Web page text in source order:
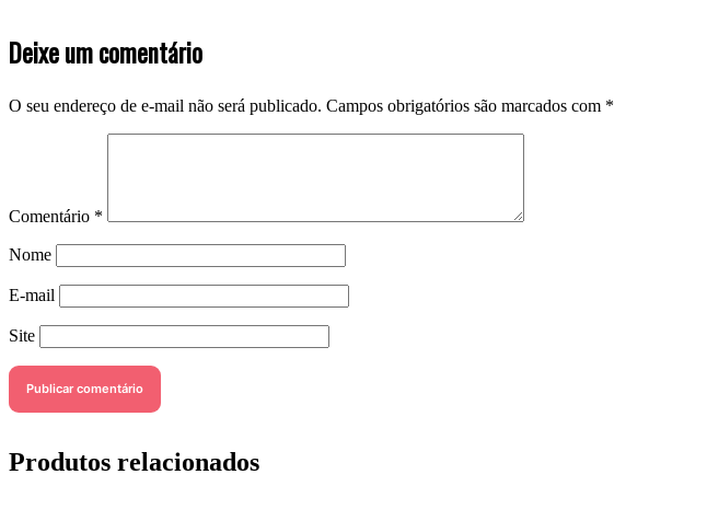
Deixe um comentário
O seu endereço de e-mail não será publicado. Campos obrigatórios são marcados com *
Comentário *
Nome
E-mail
Site
Produtos relacionados